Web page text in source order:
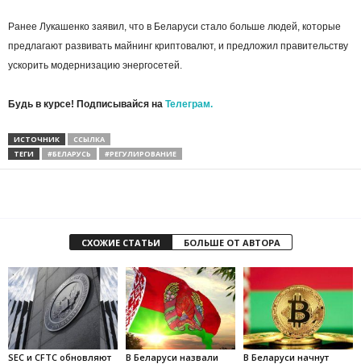
Ранее Лукашенко заявил, что в Беларуси стало больше людей, которые
предлагают развивать майнинг криптовалют, и предложил правительству
ускорить модернизацию энергосетей.
Будь в курсе! Подписывайся на Телеграм.
ИСТОЧНИК
ССЫЛКА
ТЕГИ
#БЕЛАРУСЬ #РЕГУЛИРОВАНИЕ
СХОЖИЕ СТАТЬИ БОЛЬШЕ ОТ АВТОРА
SEC и CFTC обновляют
В Беларуси назвали
В Беларуси начнут